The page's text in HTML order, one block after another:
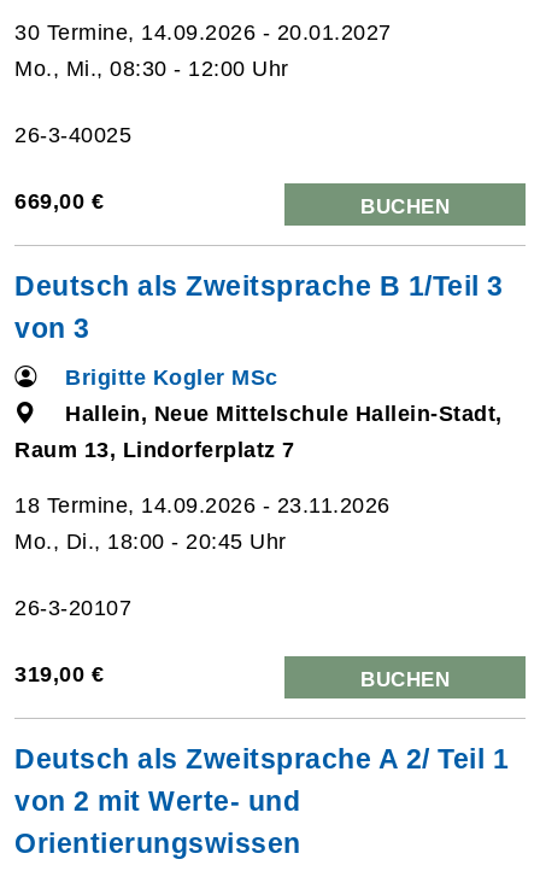
30 Termine, 14.09.2026 - 20.01.2027
Mo., Mi., 08:30 - 12:00 Uhr
26-3-40025
669,00 € BUCHEN
Deutsch als Zweitsprache B 1/Teil 3
von 3
Brigitte Kogler MSc
Hallein, Neue Mittelschule Hallein-Stadt,
Raum 13, Lindorferplatz 7
18 Termine, 14.09.2026 - 23.11.2026
Mo., Di., 18:00 - 20:45 Uhr
26-3-20107
319,00 € BUCHEN
Deutsch als Zweitsprache A 2/ Teil 1
von 2 mit Werte- und
Orientierungswissen